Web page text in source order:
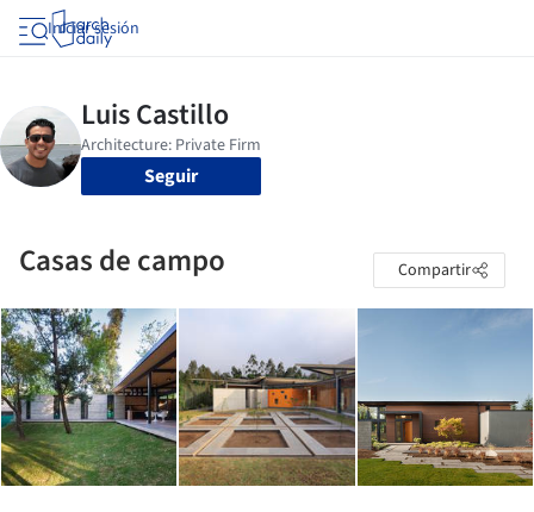
Iniciar sesión
Seguir
Casas de campo Compartir